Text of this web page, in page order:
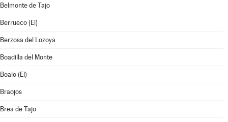
Belmonte de Tajo
Berrueco (El)
Berzosa del Lozoya
Boadilla del Monte
Boalo (El)
Braojos
Brea de Tajo